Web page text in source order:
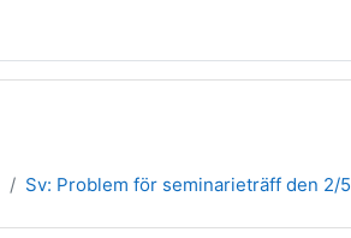
Sv: Problem för seminarieträff den 2/5